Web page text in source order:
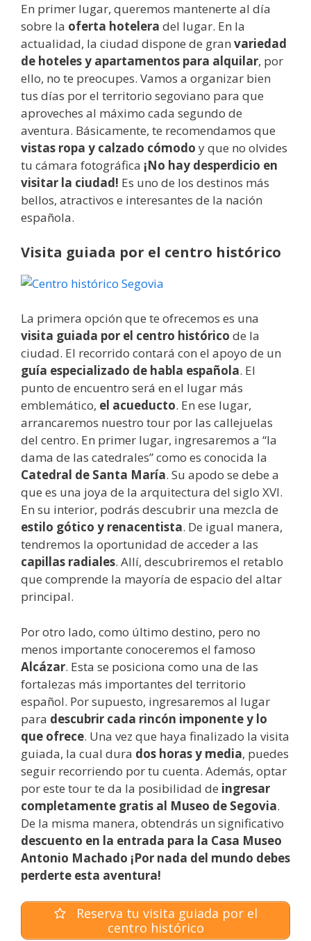
En primer lugar, queremos mantenerte al día
sobre la oferta hotelera del lugar. En la
actualidad, la ciudad dispone de gran variedad
de hoteles y apartamentos para alquilar, por
ello, no te preocupes. Vamos a organizar bien
tus días por el territorio segoviano para que
aproveches al máximo cada segundo de
aventura. Básicamente, te recomendamos que
vistas ropa y calzado cómodo y que no olvides
tu cámara fotográfica ¡No hay desperdicio en
visitar la ciudad! Es uno de los destinos más
bellos, atractivos e interesantes de la nación
española.
Visita guiada por el centro histórico
La primera opción que te ofrecemos es una
visita guiada por el centro histórico de la
ciudad. El recorrido contará con el apoyo de un
guía especializado de habla española. El
punto de encuentro será en el lugar más
emblemático, el acueducto. En ese lugar,
arrancaremos nuestro tour por las callejuelas
del centro. En primer lugar, ingresaremos a “la
dama de las catedrales” como es conocida la
Catedral de Santa María. Su apodo se debe a
que es una joya de la arquitectura del siglo XVI.
En su interior, podrás descubrir una mezcla de
estilo gótico y renacentista. De igual manera,
tendremos la oportunidad de acceder a las
capillas radiales. Allí, descubriremos el retablo
que comprende la mayoría de espacio del altar
principal.
Por otro lado, como último destino, pero no
menos importante conoceremos el famoso
Alcázar. Esta se posiciona como una de las
fortalezas más importantes del territorio
español. Por supuesto, ingresaremos al lugar
para descubrir cada rincón imponente y lo
que ofrece. Una vez que haya finalizado la visita
guiada, la cual dura dos horas y media, puedes
seguir recorriendo por tu cuenta. Además, optar
por este tour te da la posibilidad de ingresar
completamente gratis al Museo de Segovia.
De la misma manera, obtendrás un significativo
descuento en la entrada para la Casa Museo
Antonio Machado ¡Por nada del mundo debes
perderte esta aventura!
Reserva tu visita guiada por el
centro histórico